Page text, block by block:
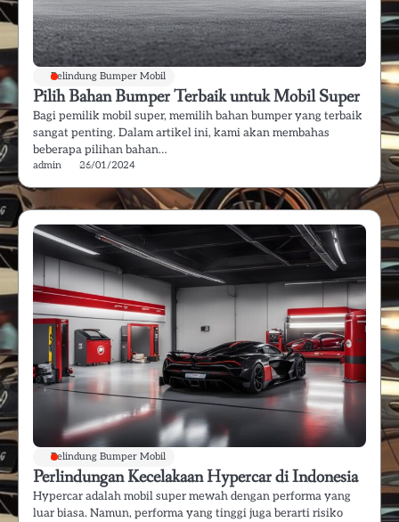
Pelindung Bumper Mobil
Pilih Bahan Bumper Terbaik untuk Mobil Super
Bagi pemilik mobil super, memilih bahan bumper yang terbaik
sangat penting. Dalam artikel ini, kami akan membahas
beberapa pilihan bahan…
admin 26/01/2024
Pelindung Bumper Mobil
Perlindungan Kecelakaan Hypercar di Indonesia
Hypercar adalah mobil super mewah dengan performa yang
luar biasa. Namun, performa yang tinggi juga berarti risiko